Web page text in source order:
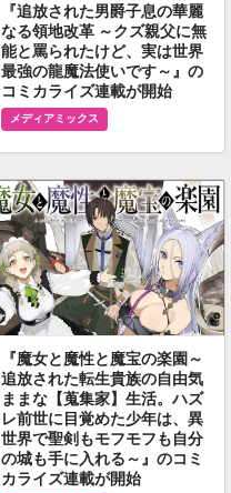
『追放された男爵子息の華麗
なる領地改革 ～クズ親父に無
能と罵られたけど、実は世界
最強の龍魔法使いです～』の
コミカライズ連載が開始
メディアミックス
『魔女と魔性と魔宝の楽園～
追放された転生貴族の自由気
ままな【蒐集家】生活。ハズ
レ前世に目覚めた少年は、異
世界で聖剣もモフモフも自分
の城も手に入れる～』のコミ
カライズ連載が開始